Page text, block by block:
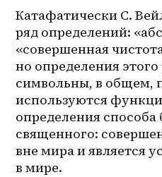
Катафатически С.
ряд определений:
«совершенная
но определения
символьны, в общем,
используются
определения
священного:
вне мира и является
в мире.